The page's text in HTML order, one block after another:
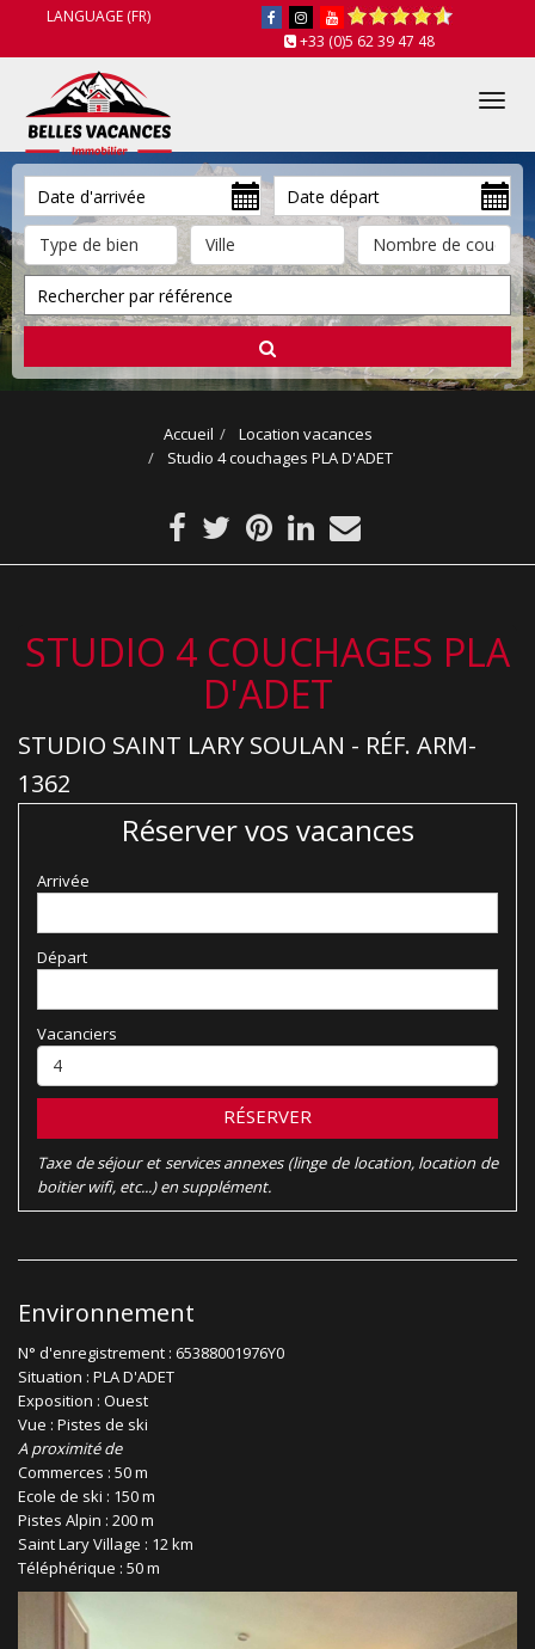
LANGUAGE (FR)
+33 (0)5 62 39 47 48
Accueil
Location vacances
Studio 4 couchages PLA D'ADET
STUDIO 4 COUCHAGES PLA
D'ADET
STUDIO SAINT LARY SOULAN - RÉF. ARM-
1362
Réserver vos vacances
Arrivée
Départ
Vacanciers
RÉSERVER
Taxe de séjour et services annexes (linge de location, location de
boitier wifi, etc...) en supplément.
Environnement
N° d'enregistrement : 65388001976Y0
Situation : PLA D'ADET
Exposition : Ouest
Vue : Pistes de ski
A proximité de
Commerces : 50 m
Ecole de ski : 150 m
Pistes Alpin : 200 m
Saint Lary Village : 12 km
Téléphérique : 50 m